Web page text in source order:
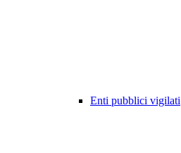
Enti pubblici vigilati